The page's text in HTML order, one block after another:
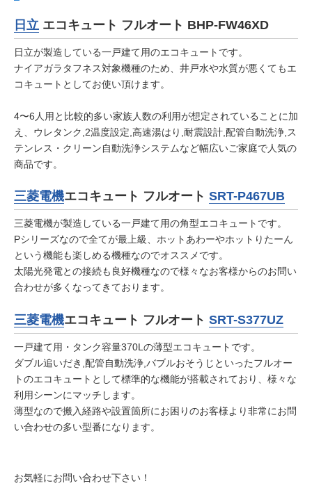
日立 エコキュート フルオート BHP-FW46XD
日立が製造している一戸建て用のエコキュートです。
ナイアガラタフネス対象機種のため、井戸水や水質が悪くてもエ
コキュートとしてお使い頂けます。
4〜6人用と比較的多い家族人数の利用が想定されていることに加
え、ウレタンク,2温度設定,高速湯はり,耐震設計,配管自動洗浄,ス
テンレス・クリーン自動洗浄システムなど幅広いご家庭で人気の
商品です。
三菱電機エコキュート フルオート SRT-P467UB
三菱電機が製造している一戸建て用の角型エコキュートです。
Pシリーズなので全てが最上級、ホットあわーやホットりたーん
という機能も楽しめる機種なのでオススメです。
太陽光発電との接続も良好機種なので様々なお客様からのお問い
合わせが多くなってきております。
三菱電機エコキュート フルオート SRT-S377UZ
一戸建て用・タンク容量370Lの薄型エコキュートです。
ダブル追いだき,配管自動洗浄,バブルおそうじといったフルオー
トのエコキュートとして標準的な機能が搭載されており、様々な
利用シーンにマッチします。
薄型なので搬入経路や設置箇所にお困りのお客様より非常にお問
い合わせの多い型番になります。
お気軽にお問い合わせ下さい！